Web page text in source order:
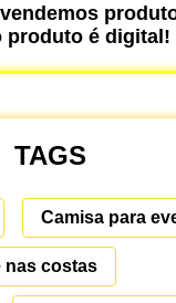
produto é digital!
TAGS
Camisa para
nas costas